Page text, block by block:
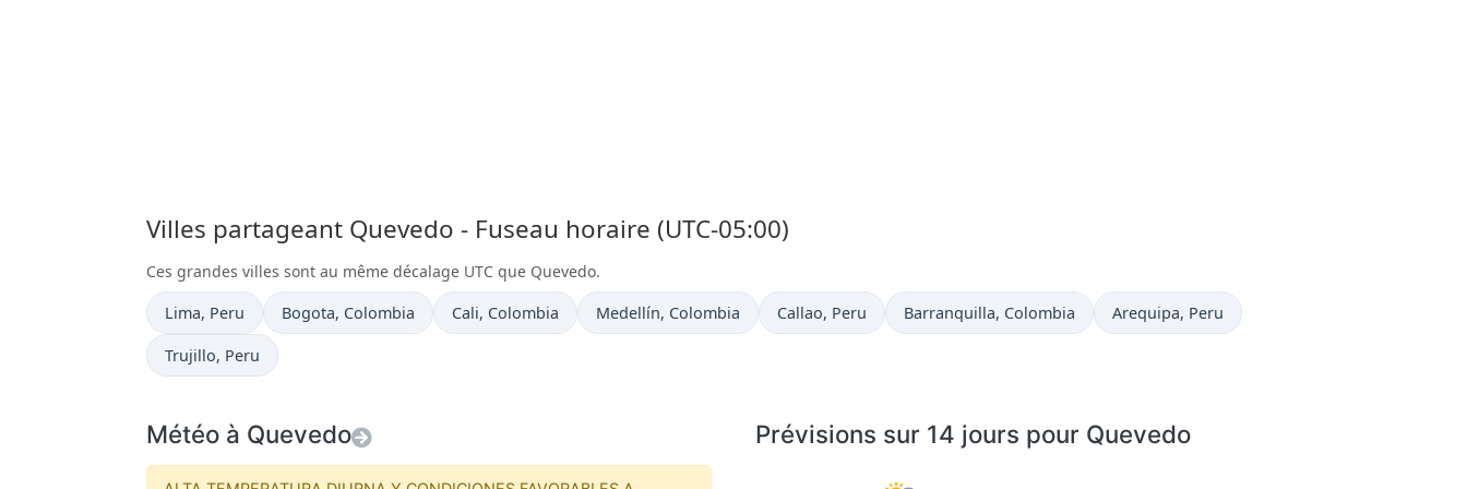
Villes partageant Quevedo - Fuseau horaire (UTC-05:00)
Ces grandes villes sont au même décalage UTC que Quevedo.
Heure actuelle à
Lima, Peru Heure actuelle à
Bogota, Colombia Heure actuelle à
Cali, Colombia Heure actuelle à
Medellín, Colombia Heure actuelle à
Callao, Peru Heure actuelle à
Barranquilla, Colombia Heure actuelle à
Arequipa, Peru
Heure actuelle à
Trujillo, Peru
Météo à Quevedo Prévisions sur 14 jours pour Quevedo